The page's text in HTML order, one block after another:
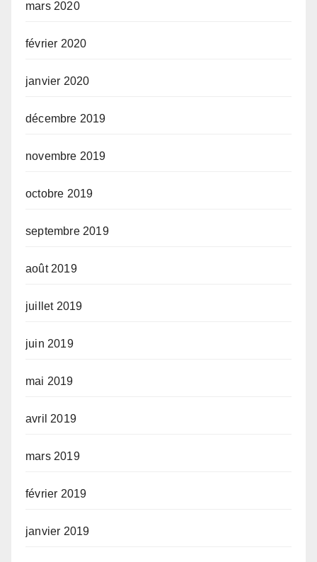
mars 2020
février 2020
janvier 2020
décembre 2019
novembre 2019
octobre 2019
septembre 2019
août 2019
juillet 2019
juin 2019
mai 2019
avril 2019
mars 2019
février 2019
janvier 2019